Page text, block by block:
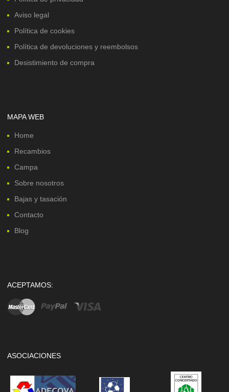
Aviso legal
Política de cookies
Política de devoluciones y reembolsos
Desistimiento de compra
MAPA WEB
Home
Recambios
Campa
Sobre nosotros
Bajas y tasación
Contacto
Blog
ACEPTAMOS:
ASOCIACIONES